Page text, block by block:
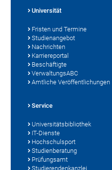
Universität
Fristen und Termine
Studienangebot
Nachrichten
Karriereportal
Beschäftigte
VerwaltungsABC
Amtliche Veröffentlichungen
Service
Universitätsbibliothek
IT-Dienste
Hochschulsport
Studienberatung
Prüfungsamt
Studierendenkanzlei